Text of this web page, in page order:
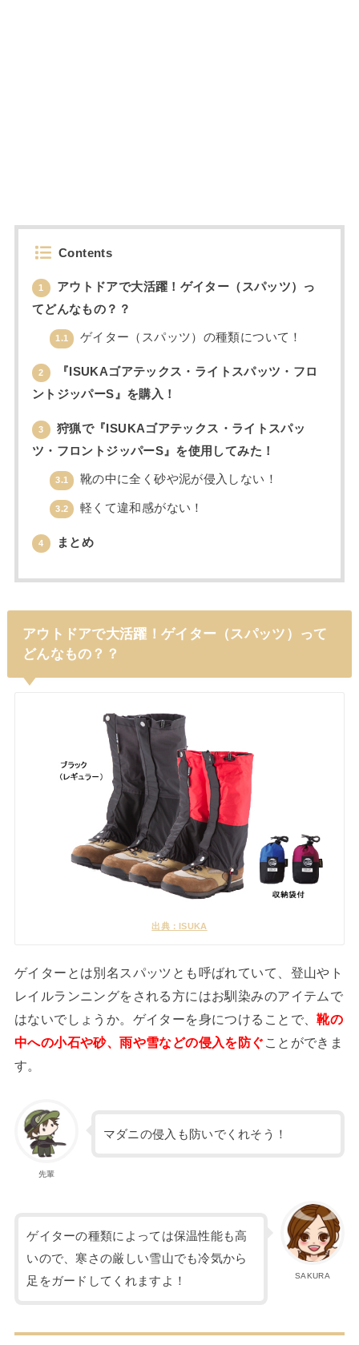
Contents
1
アウトドアで大活躍！ゲイター（スパッツ）っ
てどんなもの？？
1.1 ゲイター（スパッツ）の種類について！
2
『ISUKAゴアテックス・ライトスパッツ・フロ
ントジッパーS』を購入！
3
狩猟で『ISUKAゴアテックス・ライトスパッ
ツ・フロントジッパーS』を使用してみた！
3.1 靴の中に全く砂や泥が侵入しない！
3.2 軽くて違和感がない！
4 まとめ
アウトドアで大活躍！ゲイター（スパッツ）って
どんなもの？？
出典：ISUKA
ゲイターとは別名スパッツとも呼ばれていて、登山やト
レイルランニングをされる方にはお馴染みのアイテムで
はないでしょうか。ゲイターを身につけることで、靴の
中への小石や砂、雨や雪などの侵入を防ぐ ことができま
す。
先輩
マダニの侵入も防いでくれそう！
SAKURA
ゲイターの種類によっては保温性能も高
いので、寒さの厳しい雪山でも冷気から
足をガードしてくれますよ！